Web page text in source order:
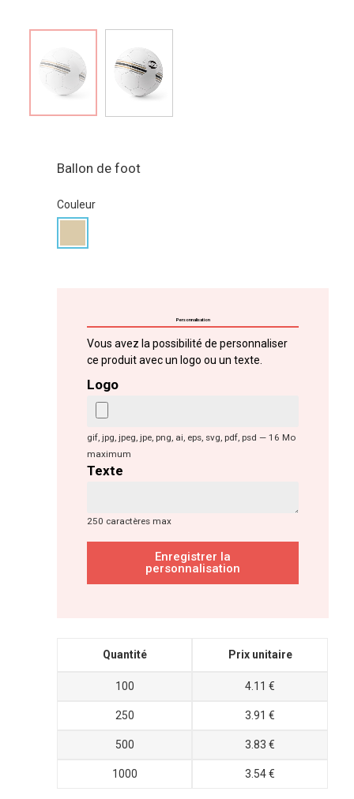
Ballon de foot
Couleur
Personnalisation
Vous avez la possibilité de personnaliser
ce produit avec un logo ou un texte.
Logo
gif, jpg, jpeg, jpe, png, ai, eps, svg, pdf, psd — 16 Mo
maximum
Texte
250 caractères max
Enregistrer la
personnalisation
Quantité Prix unitaire
100 4.11 €
250 3.91 €
500 3.83 €
1000 3.54 €